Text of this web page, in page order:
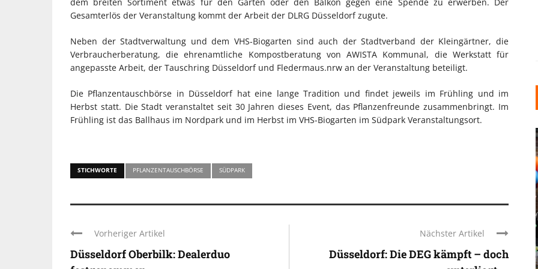
Gesamterlös der Veranstaltung kommt der Arbeit der DLRG Düsseldorf zugute.
Neben der Stadtverwaltung und dem VHS-Biogarten sind auch der Stadtverband der Kleingärtner, die
Verbraucherberatung, die ehrenamtliche Kompostberatung von AWISTA Kommunal, die Werkstatt für
angepasste Arbeit, der Tauschring Düsseldorf und Fledermaus.nrw an der Veranstaltung beteiligt.
Die Pflanzentauschbörse in Düsseldorf hat eine lange Tradition und findet jeweils im Frühling und im
Herbst statt. Die Stadt veranstaltet seit 30 Jahren dieses Event, das Pflanzenfreunde zusammenbringt. Im
Frühling ist das Ballhaus im Nordpark und im Herbst im VHS-Biogarten im Südpark Veranstaltungsort.
STICHWORTE PFLANZENTAUSCHBÖRSE SÜDPARK
Vorheriger Artikel
Düsseldorf Oberbilk: Dealerduo
Nächster Artikel
Düsseldorf: Die DEG kämpft – doch
KUNSTSTOFFFENSTER DEN
EINFAMILIENHAUS